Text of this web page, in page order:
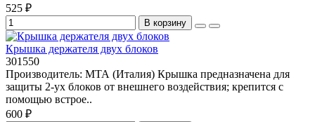
525 ₽
В корзину
Крышка держателя двух блоков
301550
Производитель: МТА (Италия) Крышка предназначена для
защиты 2-ух блоков от внешнего воздействия; крепится с
помощью встрое..
600 ₽